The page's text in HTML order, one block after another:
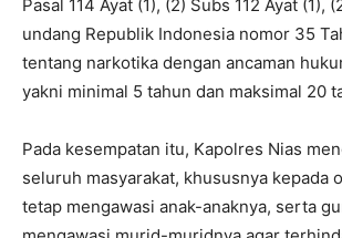
Pasal 114 Ayat (1), (2) Subs 112 Ayat (1),
undang Republik Indonesia nomor 35
tentang narkotika dengan ancaman
yakni minimal 5 tahun dan maksimal 20
Pada kesempatan itu, Kapolres Nias
seluruh masyarakat, khususnya kepada
tetap mengawasi anak-anaknya, serta